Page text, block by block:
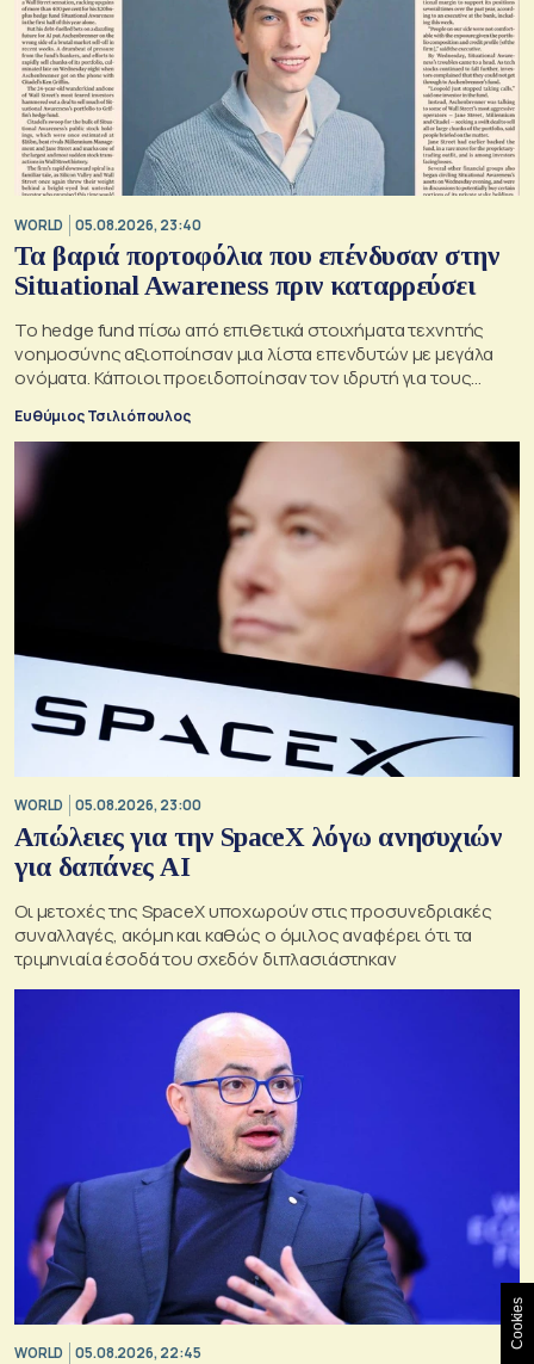
WORLD 05.08.2026, 23:40
Τα βαριά πορτοφόλια που επένδυσαν στην
Situational Awareness πριν καταρρεύσει
Το hedge fund πίσω από επιθετικά στοιχήματα τεχνητής
νοημοσύνης αξιοποίησαν μια λίστα επενδυτών με μεγάλα
ονόματα. Κάποιοι προειδοποίησαν τον ιδρυτή για τους
Ευθύμιος Τσιλιόπουλος
WORLD 05.08.2026, 23:00
Απώλειες για την SpaceX λόγω ανησυχιών
για δαπάνες ΑΙ
Οι μετοχές της SpaceX υποχωρούν στις προσυνεδριακές
συναλλαγές, ακόμη και καθώς ο όμιλος αναφέρει ότι τα
τριμηνιαία έσοδά του σχεδόν διπλασιάστηκαν
WORLD 05.08.2026, 22:45
Cookies